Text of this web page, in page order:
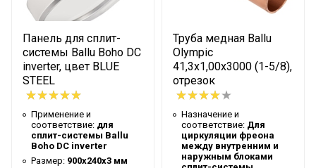
Глубина
товара
Толщина
стенки
Цвет корпуса
Ширина
упаковки
товара
55
Панель для сплит-
системы Ballu Boho DC
inverter, цвет BLUE
STEEL
Применение и
соответствие: для
сплит-системы Ballu
Boho DC inverter
Размер: 900х240х3 мм
Труба медная Ballu
Olympic
41,3х1,00х3000 (1-5/8),
отрезок
Назначение и
соответствие: Для
циркуляции фреона
между внутренним и
наружным блоками